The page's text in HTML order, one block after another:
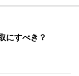
にすべき？